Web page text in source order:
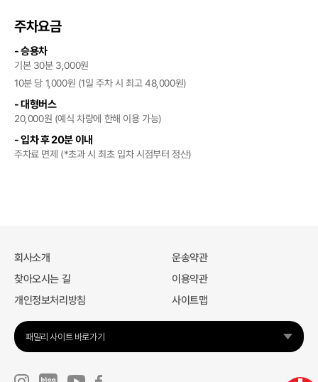
주차요금
- 승용차
기본 30분 3,000원
10분 당 1,000원 (1일 주차 시 최고 48,000원)
- 대형버스
20,000원 (예식 차량에 한해 이용 가능)
- 입차 후 20분 이내
주차료 면제 (*초과 시 최초 입차 시점부터 정산)
회사소개
운송약관
찾아오시는 길
이용약관
개인정보처리방침
사이트맵
패밀리 사이트 바로가기